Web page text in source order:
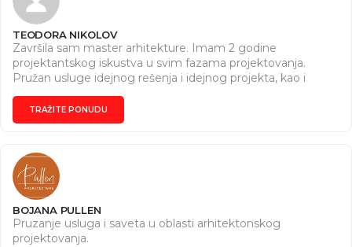
TEODORA NIKOLOV
Završila sam master arhitekture. Imam 2 godine
projektantskog iskustva u svim fazama projektovanja.
Pružan usluge idejnog rešenja i idejnog projekta, kao i
izradu 3D modela eksterijera i enterijera.
TRAŽITE PONUDU
BOJANA PULLEN
Pruzanje usluga i saveta u oblasti arhitektonskog
projektovanja.